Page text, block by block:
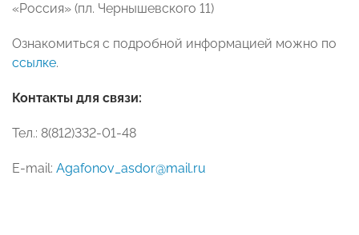
«Россия» (пл. Чернышевского 11)
Ознакомиться с подробной информацией можно по
ссылке.
Контакты для связи:
Тел.: 8(812)332-01-48
E-mail: Agafonov_asdor@mail.ru